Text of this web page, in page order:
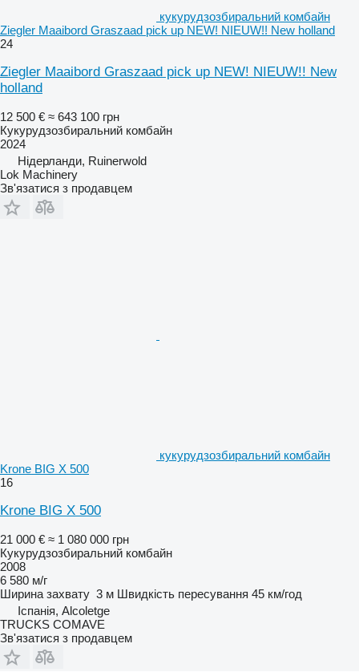
кукурудзозбиральний комбайн
Ziegler Maaibord Graszaad pick up NEW! NIEUW!! New holland
24
Ziegler Maaibord Graszaad pick up NEW! NIEUW!! New
holland
12 500 € ≈ 643 100 грн
Кукурудзозбиральний комбайн
2024
Нідерланди, Ruinerwold
Lok Machinery
Зв'язатися з продавцем
кукурудзозбиральний комбайн
Krone BIG X 500
16
Krone BIG X 500
21 000 € ≈ 1 080 000 грн
Кукурудзозбиральний комбайн
2008
6 580 м/г
Ширина захвату 3 м Швидкість пересування 45 км/год
Іспанія, Alcoletge
TRUCKS COMAVE
Зв'язатися з продавцем